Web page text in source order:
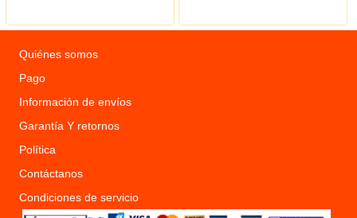
Quiénes somos
Pago
Información de envíos
Garantía Y retornos
Política
Contáctanos
Condiciones de servicio